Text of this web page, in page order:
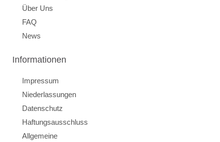
Über Uns
FAQ
News
Informationen
Impressum
Niederlassungen
Datenschutz
Haftungsausschluss
Allgemeine